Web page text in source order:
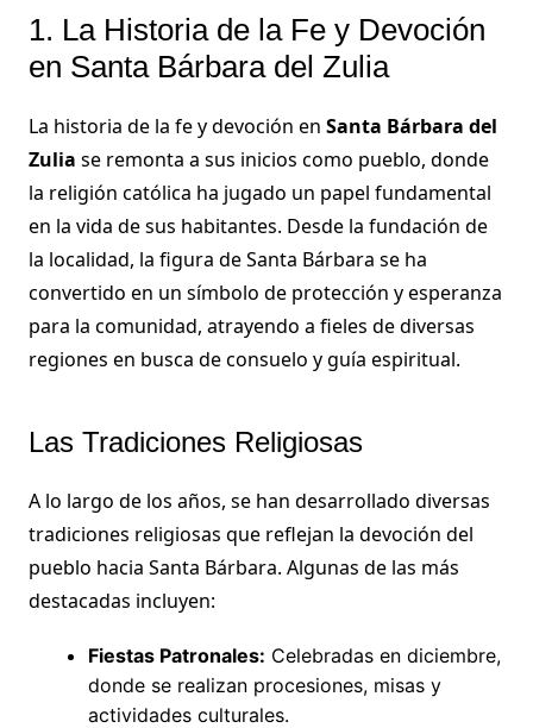
1. La Historia de la Fe y Devoción
en Santa Bárbara del Zulia
La historia de la fe y devoción en Santa Bárbara del
Zulia se remonta a sus inicios como pueblo, donde
la religión católica ha jugado un papel fundamental
en la vida de sus habitantes. Desde la fundación de
la localidad, la figura de Santa Bárbara se ha
convertido en un símbolo de protección y esperanza
para la comunidad, atrayendo a fieles de diversas
regiones en busca de consuelo y guía espiritual.
Las Tradiciones Religiosas
A lo largo de los años, se han desarrollado diversas
tradiciones religiosas que reflejan la devoción del
pueblo hacia Santa Bárbara. Algunas de las más
destacadas incluyen:
Fiestas Patronales: Celebradas en diciembre,
donde se realizan procesiones, misas y
actividades culturales.